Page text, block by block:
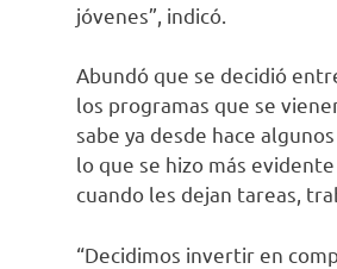
jóvenes”, indicó.
Abundó que se decidió
los programas que se
sabe ya desde hace
lo que se hizo más
cuando les dejan tareas,
“Decidimos invertir en